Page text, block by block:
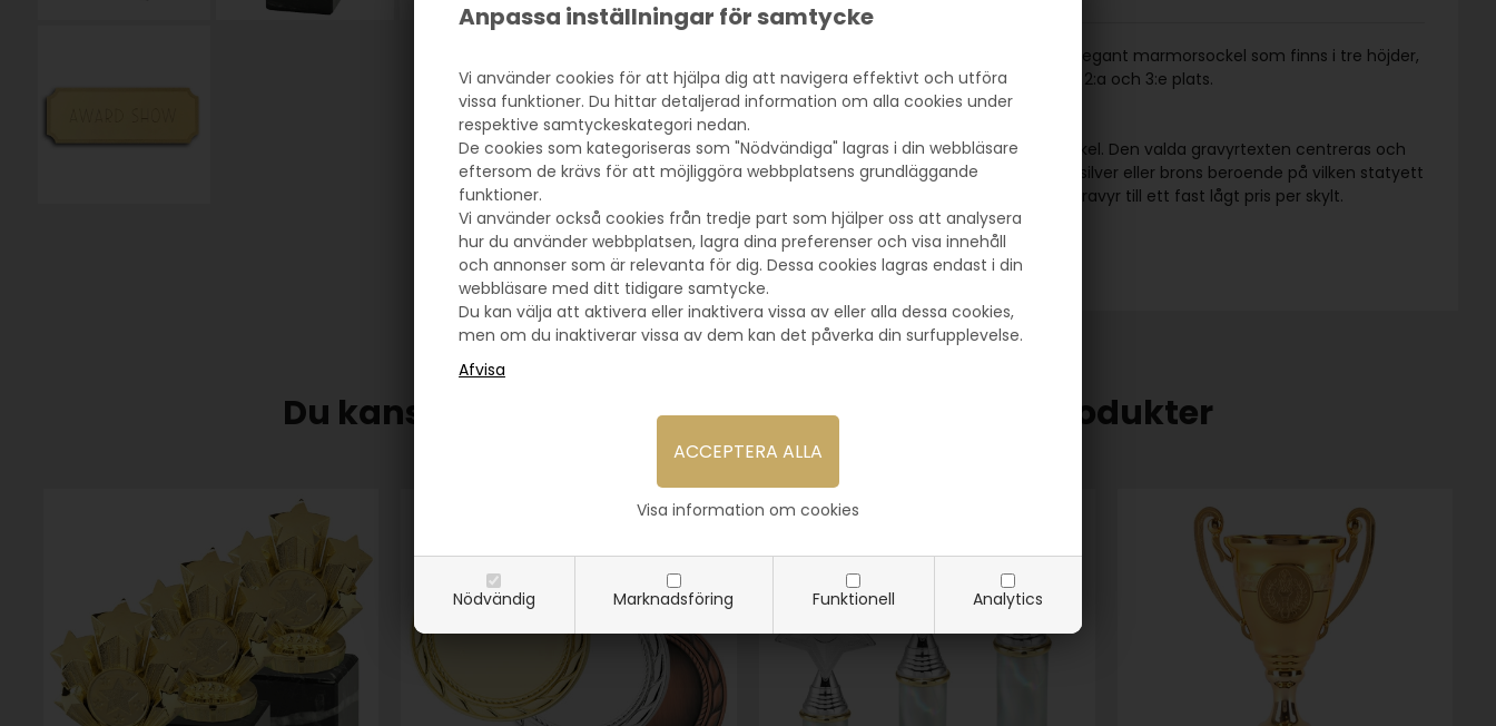
Anpassa inställningar för samtycke
Vi använder cookies för att hjälpa dig att navigera effektivt och utföra
vissa funktioner. Du hittar detaljerad information om alla cookies under
respektive samtyckeskategori nedan.
De cookies som kategoriseras som "Nödvändiga" lagras i din webbläsare
eftersom de krävs för att möjliggöra webbplatsens grundläggande
funktioner.
Vi använder också cookies från tredje part som hjälper oss att analysera
hur du använder webbplatsen, lagra dina preferenser och visa innehåll
och annonser som är relevanta för dig. Dessa cookies lagras endast i din
webbläsare med ditt tidigare samtycke.
Du kan välja att aktivera eller inaktivera vissa av eller alla dessa cookies,
men om du inaktiverar vissa av dem kan det påverka din surfupplevelse.
Nödvändig Marknadsföring Funktionell Analytics
Visa information om cookies
Sportpris dans - Snyggt sportpris till dans. Monterad på elegant marmorsockel som finns i tre höjder,
vilket gör detta idrottspris perfekt för prisutdelning av 1:a, 2:a och 3:e plats.
GRAVYR PÅ STATYETTER
Graverad skylt monteras längst fram på statyettens sockel. Den valda gravyrtexten centreras och
placeras snyggt. Våra gravyrskyltar är i aluminium i guld, silver eller brons beroende på vilken statyett
de ska monteras på. Hos Pokalforum får du alltid snygg gravyr till ett fast lågt pris per skylt.
Alltid snabb leverans hos Pokalforum!
Du kanske också är intresserad av följande produkter